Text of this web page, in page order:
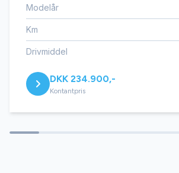
Modelår
Km
Drivmiddel
DKK 234.900,-
Kontantpris